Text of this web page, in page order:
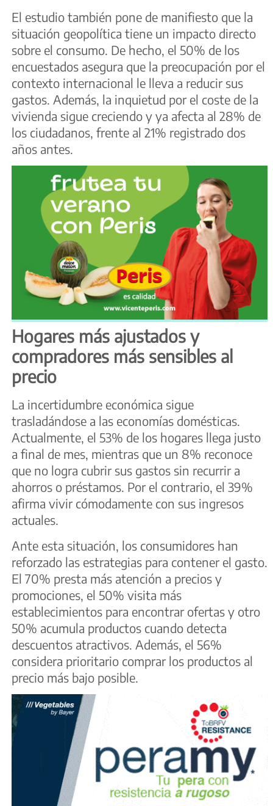
El estudio también pone de manifiesto que la
situación geopolítica tiene un impacto directo
sobre el consumo. De hecho, el 50% de los
encuestados asegura que la preocupación por el
contexto internacional le lleva a reducir sus
gastos. Además, la inquietud por el coste de la
vivienda sigue creciendo y ya afecta al 28% de
los ciudadanos, frente al 21% registrado dos
años antes.
Hogares más ajustados y
compradores más sensibles al
precio
La incertidumbre económica sigue
trasladándose a las economías domésticas.
Actualmente, el 53% de los hogares llega justo
a final de mes, mientras que un 8% reconoce
que no logra cubrir sus gastos sin recurrir a
ahorros o préstamos. Por el contrario, el 39%
afirma vivir cómodamente con sus ingresos
actuales.
Ante esta situación, los consumidores han
reforzado las estrategias para contener el gasto.
El 70% presta más atención a precios y
promociones, el 50% visita más
establecimientos para encontrar ofertas y otro
50% acumula productos cuando detecta
descuentos atractivos. Además, el 56%
considera prioritario comprar los productos al
precio más bajo posible.